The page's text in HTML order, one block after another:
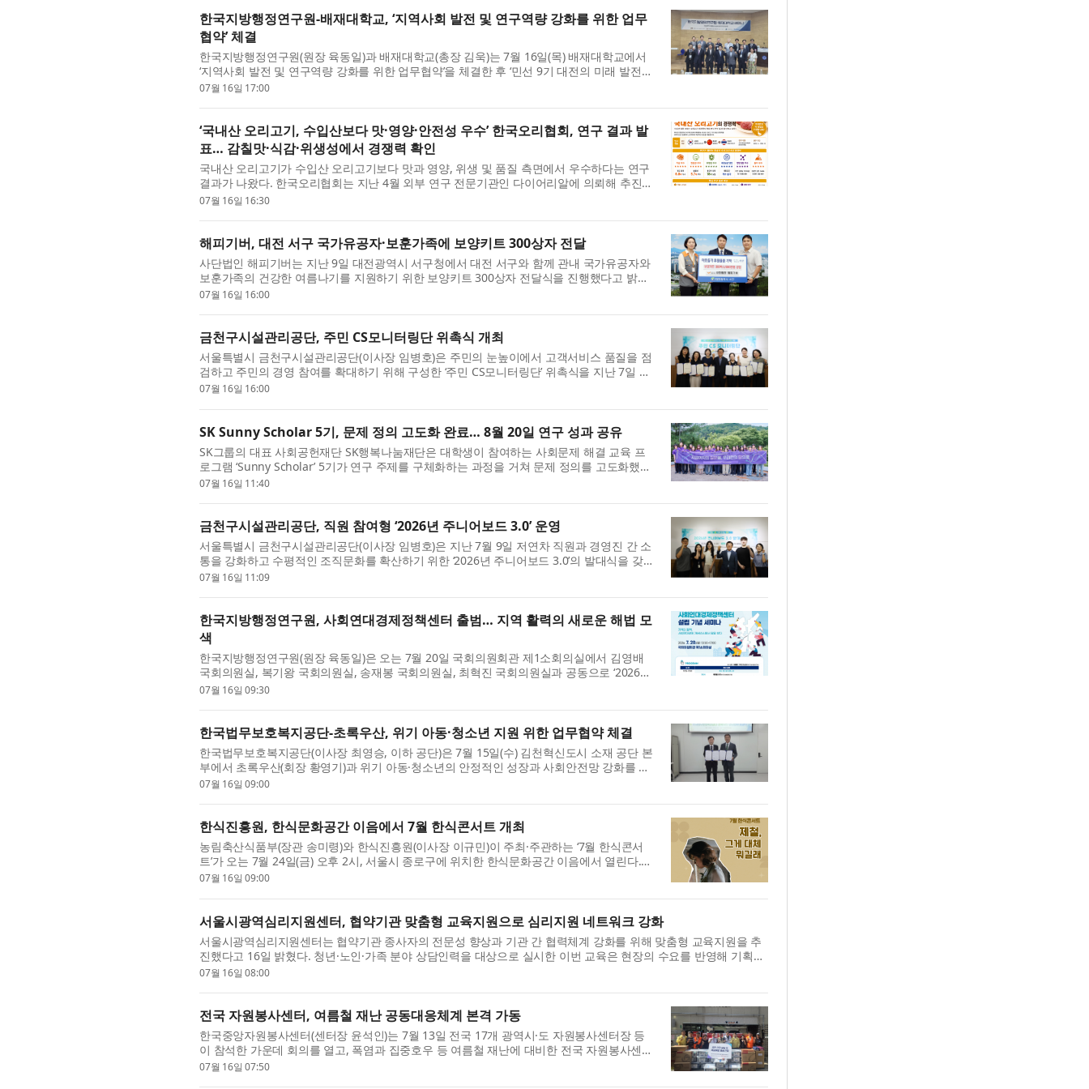
한국지방행정연구원-배재대학교, ‘지역사회 발전 및 연구역량 강화를 위한 업무
협약’ 체결
한국지방행정연구원(원장 육동일)과 배재대학교(총장 김욱)는 7월 16일(목) 배재대학교에서
‘지역사회 발전 및 연구역량 강화를 위한 업무협약’을 체결한 후 ‘민선 9기 대전의 미래 발전전
략 모색’ 세미나를 개최했다. 이번 업무협약은 양 기관이 지역사회 발전과 국...
07월 16일 17:00
‘국내산 오리고기, 수입산보다 맛·영양·안전성 우수’ 한국오리협회, 연구 결과 발
표… 감칠맛·식감·위생성에서 경쟁력 확인
국내산 오리고기가 수입산 오리고기보다 맛과 영양, 위생 및 품질 측면에서 우수하다는 연구
결과가 나왔다. 한국오리협회는 지난 4월 외부 연구 전문기관인 다이어리알에 의뢰해 추진
중인 ‘국내산·수입산 오리고기 이화학적 특성 분석 및 마케팅 전략 수립 연구’ ...
07월 16일 16:30
해피기버, 대전 서구 국가유공자·보훈가족에 보양키트 300상자 전달
사단법인 해피기버는 지난 9일 대전광역시 서구청에서 대전 서구와 함께 관내 국가유공자와
보훈가족의 건강한 여름나기를 지원하기 위한 보양키트 300상자 전달식을 진행했다고 밝혔
다. 이번 전달식은 다가오는 여름을 맞아 나라를 위해 헌신한 국가유공자들의 공헌...
07월 16일 16:00
금천구시설관리공단, 주민 CS모니터링단 위촉식 개최
서울특별시 금천구시설관리공단(이사장 임병호)은 주민의 눈높이에서 고객서비스 품질을 점
검하고 주민의 경영 참여를 확대하기 위해 구성한 ‘주민 CS모니터링단’ 위촉식을 지난 7일 개
최했다고 밝혔다. 주민 CS모니터링단은 기존에 공단 체육센터별로 운영하던 모니...
07월 16일 16:00
SK Sunny Scholar 5기, 문제 정의 고도화 완료… 8월 20일 연구 성과 공유
SK그룹의 대표 사회공헌재단 SK행복나눔재단은 대학생이 참여하는 사회문제 해결 교육 프
로그램 ‘Sunny Scholar’ 5기가 연구 주제를 구체화하는 과정을 거쳐 문제 정의를 고도화했으
며, 오는 8월 20일 열리는 ‘Sunny Scholar Insight Day’에서 그 결과를 발표할 예정...
07월 16일 11:40
금천구시설관리공단, 직원 참여형 ‘2026년 주니어보드 3.0’ 운영
서울특별시 금천구시설관리공단(이사장 임병호)은 지난 7월 9일 저연차 직원과 경영진 간 소
통을 강화하고 수평적인 조직문화를 확산하기 위한 ‘2026년 주니어보드 3.0’​의 발대식을 갖고
운영에 본격 돌입했다고 밝혔다. 공단은 ‘2024년 혁신 주니어보드 1기’​와 ‘2...
07월 16일 11:09
한국지방행정연구원, 사회연대경제정책센터 출범… 지역 활력의 새로운 해법 모
색
한국지방행정연구원(원장 육동일)은 오는 7월 20일 국회의원회관 제1소회의실에서 김영배
국회의원실, 복기왕 국회의원실, 송재봉 국회의원실, 최혁진 국회의원실과 공동으로 ‘2026년
제2차 지방자치 혁신포럼: 사회연대경제정책센터 설립 기념 세미나’를 개최한다. ...
07월 16일 09:30
한국법무보호복지공단-초록우산, 위기 아동·청소년 지원 위한 업무협약 체결
한국법무보호복지공단(이사장 최영승, 이하 공단)은 7월 15일(수) 김천혁신도시 소재 공단 본
부에서 초록우산(회장 황영기)과 위기 아동·청소년의 안정적인 성장과 사회안전망 강화를 위
한 업무협약을 체결했다. 이날 협약식에는 최영승 공단 이사장과 황영기 초록우...
07월 16일 09:00
한식진흥원, 한식문화공간 이음에서 7월 한식콘서트 개최
농림축산식품부(장관 송미령)와 한식진흥원(이사장 이규민)이 주최·주관하는 ‘7월 한식콘서
트’가 오는 7월 24일(금) 오후 2시, 서울시 종로구에 위치한 한식문화공간 이음에서 열린다.
이번 콘서트의 연사는 요리연구가이자 작가인 ‘재료의 산책’ 요나이다. 요나는 ...
07월 16일 09:00
서울시광역심리지원센터, 협약기관 맞춤형 교육지원으로 심리지원 네트워크 강화
서울시광역심리지원센터는 협약기관 종사자의 전문성 향상과 기관 간 협력체계 강화를 위해 맞춤형 교육지원을 추
진했다고 16일 밝혔다. 청년·노인·가족 분야 상담인력을 대상으로 실시한 이번 교육은 현장의 수요를 반영해 기획됐
으며, 분야별 심리지원 서비스의 질...
07월 16일 08:00
전국 자원봉사센터, 여름철 재난 공동대응체계 본격 가동
한국중앙자원봉사센터(센터장 윤석인)는 7월 13일 전국 17개 광역시·도 자원봉사센터장 등
이 참석한 가운데 회의를 열고, 폭염과 집중호우 등 여름철 재난에 대비한 전국 자원봉사센터
공동대응체계를 본격 가동하기로 했다. 이날 회의에서는 재난 피해 지역의 자체 ...
07월 16일 07:50